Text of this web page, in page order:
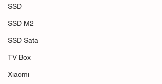
SSD
SSD M2
SSD Sata
TV Box
Xiaomi